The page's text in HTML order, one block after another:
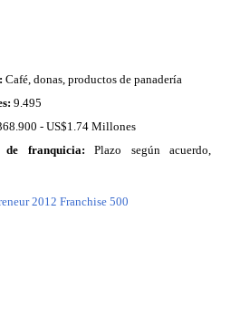
Café, donas, productos de panadería
9.495
- US$1.74 Millones
franquicia: Plazo según acuerdo,
2012 Franchise 500